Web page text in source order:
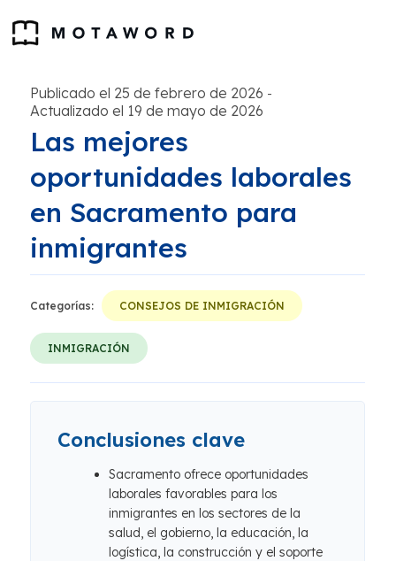
Publicado el 25 de febrero de 2026 -
Actualizado el 19 de mayo de 2026
Las mejores
oportunidades laborales
en Sacramento para
inmigrantes
Categorías: CONSEJOS DE INMIGRACIÓN
INMIGRACIÓN
Conclusiones clave
Sacramento ofrece oportunidades
laborales favorables para los
inmigrantes en los sectores de la
salud, el gobierno, la educación, la
logística, la construcción y el soporte